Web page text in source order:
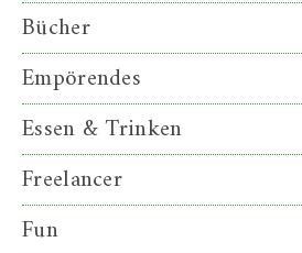
Bücher
Empörendes
Essen & Trinken
Freelancer
Fun